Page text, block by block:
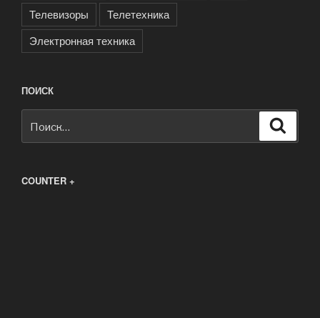
Телевизоры
Телетехника
Электронная техника
ПОИСК
COUNTER +